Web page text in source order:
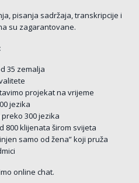
pisanja sadržaja, transkripcije i
su zagarantovane.
35 zemalja
projekat na vrijeme
jezika
300 jezika
800 klijenata širom svijeta
samo od žena” koji pruža
online chat.